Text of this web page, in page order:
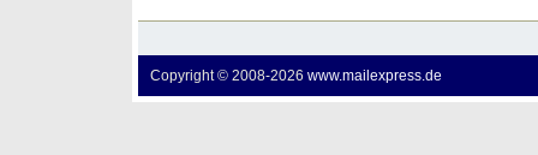
Copyright © 2008-2026 www.mailexpress.de